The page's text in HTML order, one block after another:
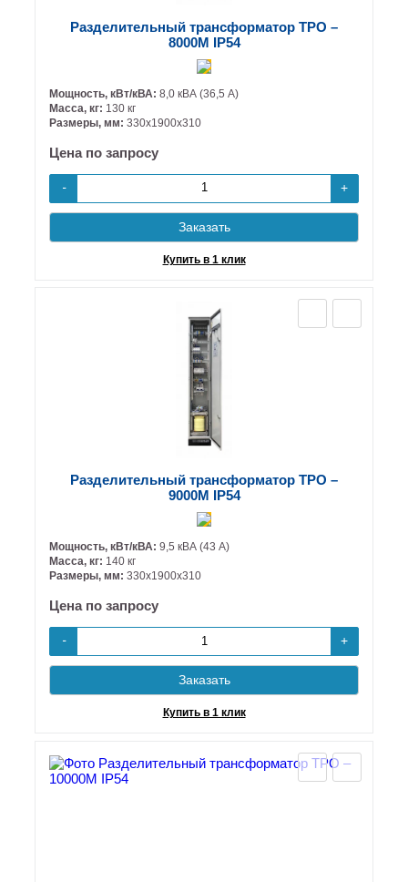
Разделительный трансформатор ТРО –
8000М IP54
Мощность, кВт/кВА: 8,0 кВА (36,5 А)
Масса, кг: 130 кг
Размеры, мм: 330х1900х310
Цена по запросу
- +
Заказать
Купить в 1 клик
Разделительный трансформатор ТРО –
9000М IP54
Мощность, кВт/кВА: 9,5 кВА (43 А)
Масса, кг: 140 кг
Размеры, мм: 330х1900х310
Цена по запросу
- +
Заказать
Купить в 1 клик